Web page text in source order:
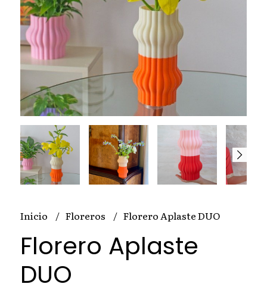
Inicio Floreros Florero Aplaste DUO
Florero Aplaste
DUO